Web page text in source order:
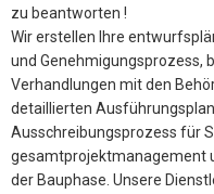
zu beantworten !
Wir erstellen Ihre
und Genehmigungsprozess,
Verhandlungen mit den
detaillierten
Ausschreibungsprozess für
gesamtprojektmanagement
der Bauphase. Unsere